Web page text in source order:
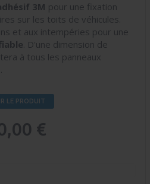
3M pour une fixation
sur les toits de véhicules.
et aux intempéries pour une
. D'une dimension de
à tous les panneaux
LE PRODUIT
€